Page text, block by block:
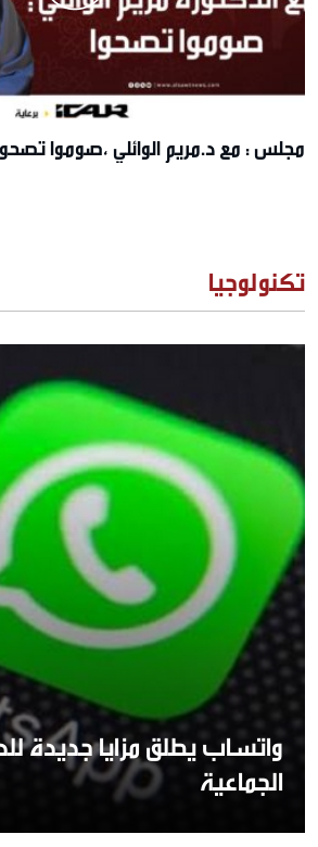
مجلس : مع د.مريم الوائلي ،صوموا
تكنولوجيا
واتساب يطلق مزايا جديدة
الجماعية